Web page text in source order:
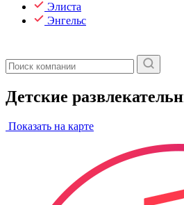
Элиста
Энгельс
Детские
Показать на карте